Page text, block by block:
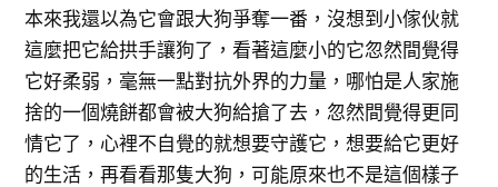
本來我還以為它會跟大狗爭奪一番，沒想到小傢伙就
這麼把它給拱手讓狗了，看著這麼小的它忽然間覺得
它好柔弱，毫無一點對抗外界的力量，哪怕是人家施
捨的一個燒餅都會被大狗給搶了去，忽然間覺得更同
情它了，心裡不自覺的就想要守護它，想要給它更好
的生活，再看看那隻大狗，可能原來也不是這個樣子